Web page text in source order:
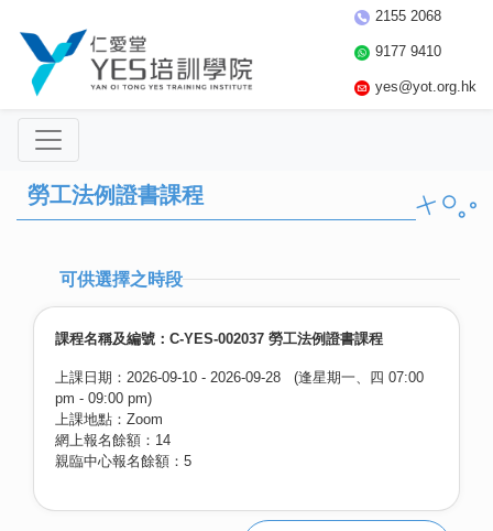
2155 2068
9177 9410
yes@yot.org.hk
勞工法例證書課程
可供選擇之時段
課程名稱及編號：C-YES-002037 勞工法例證書課程
上課日期：2026-09-10 - 2026-09-28 (逢星期一、四 07:00
pm - 09:00 pm)
上課地點：Zoom
網上報名餘額：14
親臨中心報名餘額：5